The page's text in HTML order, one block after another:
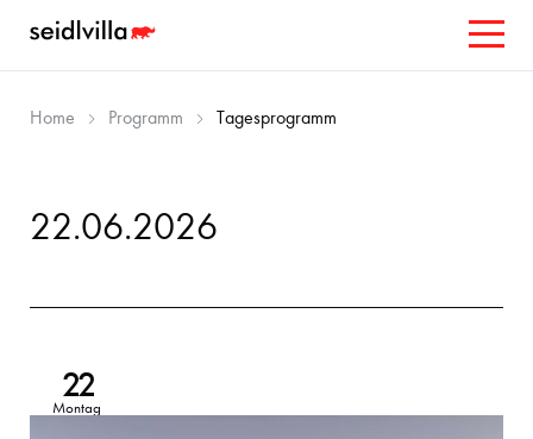
Home Programm Tagesprogramm
22.06.2026
22
Montag